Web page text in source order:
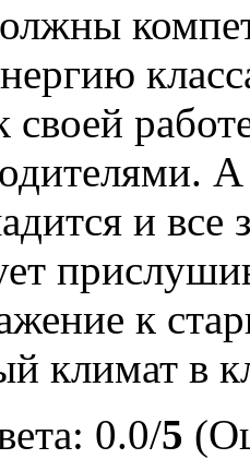
своей
и
к
климат в
0.0/5